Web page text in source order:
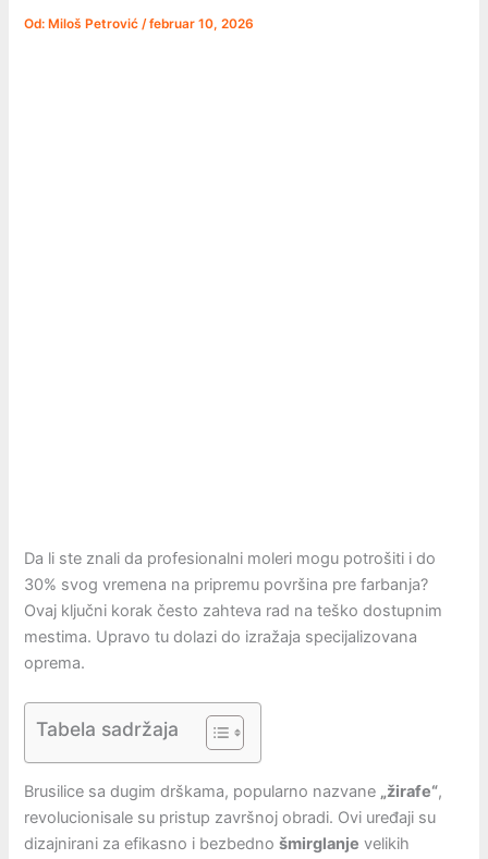
Od: Miloš Petrović/februar 10, 2026
Da li ste znali da profesionalni moleri mogu potrošiti i do
30% svog vremena na pripremu površina pre farbanja?
Ovaj ključni korak često zahteva rad na teško dostupnim
mestima. Upravo tu dolazi do izražaja specijalizovana
oprema.
Tabela sadržaja
Brusilice sa dugim drškama, popularno nazvane „žirafe“,
revolucionisale su pristup završnoj obradi. Ovi uređaji su
dizajnirani za efikasno i bezbednošmirglanje velikih